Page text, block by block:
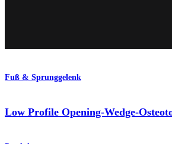
Fuß & Sprunggelenk
Low Profile Opening-Wedge-